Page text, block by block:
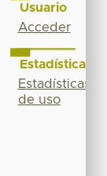
Usuario
Acceder
Estadísticas
Estadísticas
de uso